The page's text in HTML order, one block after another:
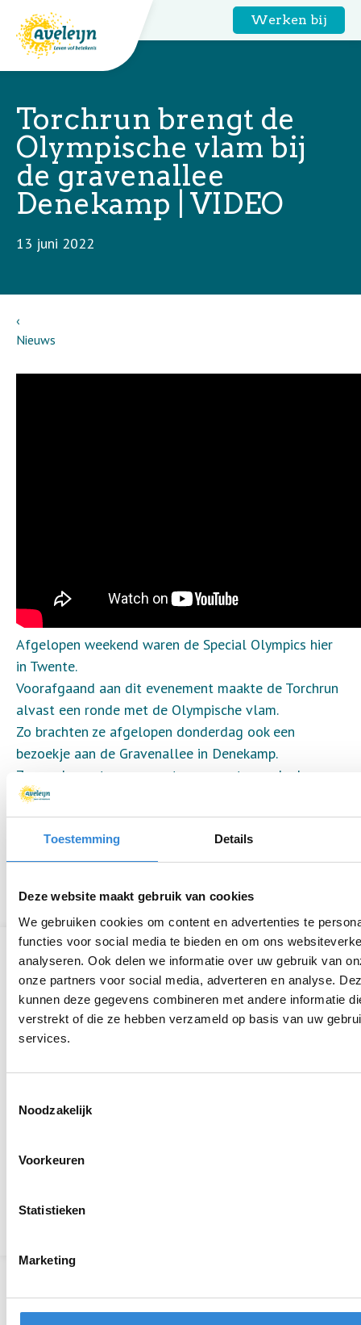
Toestemming Details
Deze website maakt gebruik van cookies
We gebruiken cookies om content en advertenties te
functies voor social media te bieden en om ons
analyseren. Ook delen we informatie over uw gebruik van
onze partners voor social media, adverteren en analyse.
kunnen deze gegevens combineren met andere informatie
verstrekt of die ze hebben verzameld op basis van uw
services.
Noodzakelijk
Voorkeuren
Statistieken
Marketing
Werken bij
Torchrun brengt de
Olympische vlam bij
de gravenallee
Denekamp | VIDEO
13 juni 2022
Nieuws
Laatste nieuwsberichten
Een geslaagde dag op de Zwarte Cross
Aardewerk verslag editie 6 is uit
Diploma-uitreiking Naar de Top
Tubbergen
Terug naar het overzicht
Afgelopen weekend waren de Special Olympics hier
in Twente.
Voorafgaand aan dit evenement maakte de Torchrun
alvast een ronde met de Olympische vlam.
Zo brachten ze afgelopen donderdag ook een
bezoekje aan de Gravenallee in Denekamp.
Ze werden ontvangen met een groot spandoek en
een eigen drumband.
Cliënten mochten ook binnen kijken in een oude
brandweerwagen en afsluitend waren er nog oud
Hollandse spelletjes om te spelen.